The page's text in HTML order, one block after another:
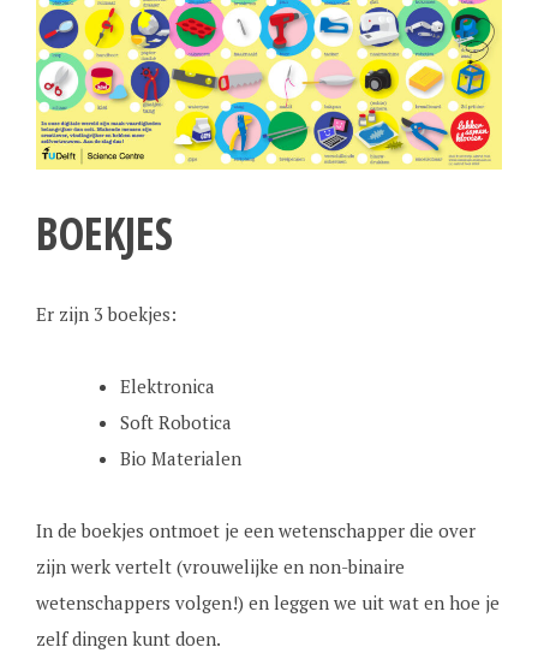
BOEKJES
Er zijn 3 boekjes:
Elektronica
Soft Robotica
Bio Materialen
In de boekjes ontmoet je een wetenschapper die over
zijn werk vertelt (vrouwelijke en non-binaire
wetenschappers volgen!) en leggen we uit wat en hoe je
zelf dingen kunt doen.